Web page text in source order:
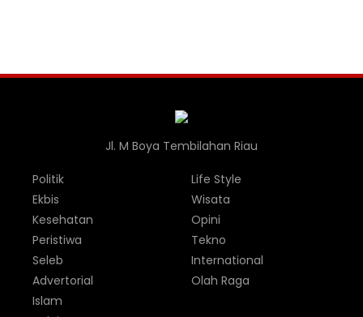
Jl. M Boya Tembilahan Riau
Politik
Ekbis
Kesehatan
Peristiwa
Seleb
Advertorial
Life Style
Wisata
Opini
Tekno
International
Olah Raga
Islam